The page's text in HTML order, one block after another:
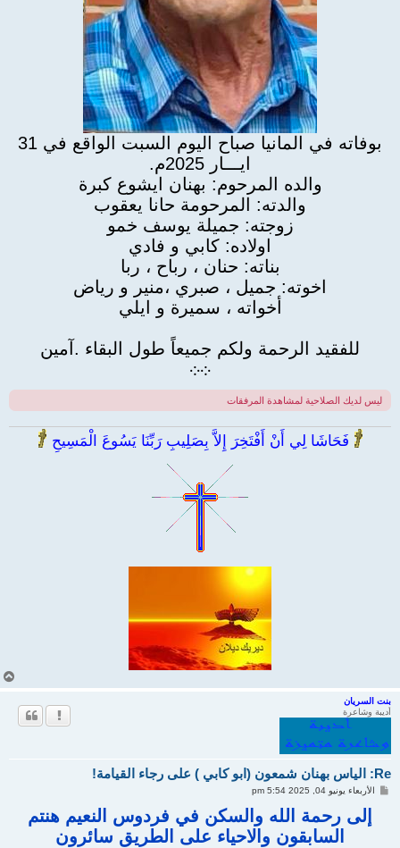
بوفاته في المانيا صباح اليوم السبت الواقع في 31
ايـــار 2025م.
والده المرحوم: بهنان ايشوع كبرة
والدته: المرحومة حانا يعقوب
زوجته: جميلة يوسف خمو
اولاده: كابي و فادي
بناته: حنان ، رباح ، ربا
اخوته: جميل ، صبري ،منير و رياض
أخواته ، سميرة و ايلي
للفقيد الرحمة ولكم جميعاً طول البقاء .آمين
܀܀
ليس لديك الصلاحية لمشاهدة المرفقات
فَحَاشَا لِي أَنْ أَفْتَخِرَ إِلاَّ بِصَلِيبِ رَبِّنَا يَسُوعَ الْمَسِيحِ
بنت السريان
أديبة وشاعرة
Re: الياس بهنان شمعون (ابو كابي ) على رجاء القيامة!
الأربعاء يونيو 04, 2025 5:54 pm
إلى رحمة الله والسكن في فردوس النعيم هنتم
السابقون والاحياء على الطريق سائرون